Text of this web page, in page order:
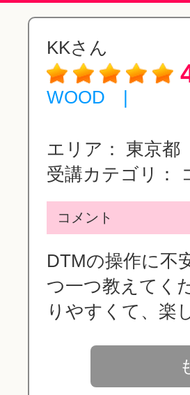
KKさん
WOOD |
エリア：
東京都
受講カテゴリ：
コメント
DTMの操作に不
つ一つ教えてく
りやすくて、楽